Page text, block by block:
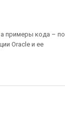
, а примеры кода – по
Oracle и ее